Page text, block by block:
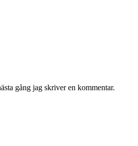
gång jag skriver en kommentar.